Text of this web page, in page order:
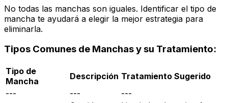
No todas las manchas son iguales. Identificar el tipo de
mancha te ayudará a elegir la mejor estrategia para
eliminarla.
Tipos Comunes de Manchas y su Tratamiento:
Tipo de
Mancha
Descripción Tratamiento Sugerido
---
---
---